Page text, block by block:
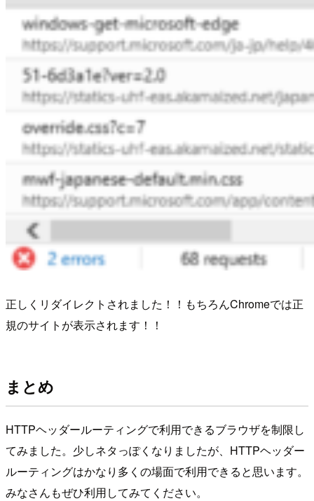
正しくリダイレクトされました！！もちろんChromeでは正
規のサイトが表示されます！！
まとめ
HTTPヘッダールーティングで利用できるブラウザを制限し
てみました。少しネタっぽくなりましたが、HTTPヘッダー
ルーティングはかなり多くの場面で利用できると思います。
みなさんもぜひ利用してみてください。